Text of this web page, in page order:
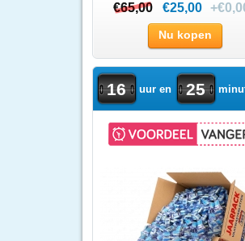
€65,00
€65,00 €25,00
Nu kopen
16 uur en 25